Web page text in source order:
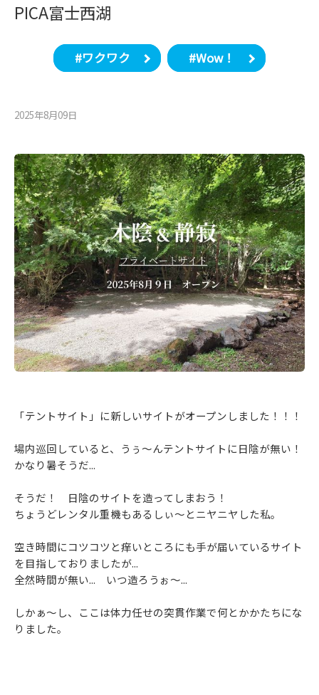
PICA富士西湖
#ワクワク #Wow！
2025年8月09⽇
「テントサイト」に新しいサイトがオープンしました！！！
場内巡回していると、うぅ～んテントサイトに日陰が無い！
かなり暑そうだ...
そうだ！ 日陰のサイトを造ってしまおう！
ちょうどレンタル重機もあるしぃ～とニヤニヤした私。
空き時間にコツコツと痒いところにも手が届いているサイト
を目指しておりましたが...
全然時間が無い... いつ造ろうぉ～...
しかぁ～し、ここは体力任せの突貫作業で何とかかたちにな
りました。